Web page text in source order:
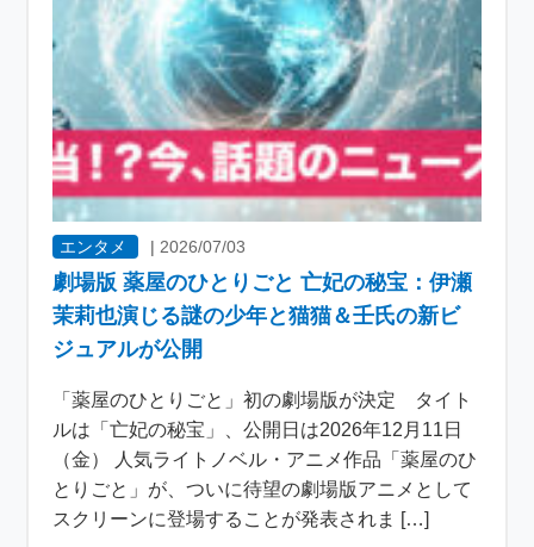
エンタメ | 2026/07/03
劇場版 薬屋のひとりごと 亡妃の秘宝：伊瀬
茉莉也演じる謎の少年と猫猫＆壬氏の新ビ
ジュアルが公開
「薬屋のひとりごと」初の劇場版が決定 タイト
ルは「亡妃の秘宝」、公開日は2026年12月11日
（金） 人気ライトノベル・アニメ作品「薬屋のひ
とりごと」が、ついに待望の劇場版アニメとして
スクリーンに登場することが発表されま […]